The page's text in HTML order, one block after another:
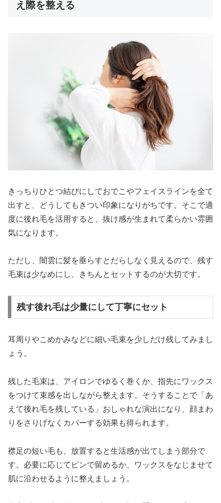
え際を整える
きっちりひとつ結びにしておでこやフェイスラインを全て
出すと、どうしてもきつい印象になりがちです。そこで適
度に後れ毛を活用すると、抜け感が生まれて柔らかい雰囲
気になります。
ただし、闇雲に髪を垂らすとだらしなく見えるので、残す
毛束は少なめにし、きちんとセットするのが大切です。
残す後れ毛は少量にして丁寧にセット
耳周りやこめかみなどに細い毛束を少しだけ残してみまし
ょう。
残した毛束は、アイロンでゆるく巻くか、指先にワックス
をつけて束感を出しながら整えます。そうすることで「あ
えて後れ毛を残している」おしゃれな演出になり、顔まわ
りをさりげなくカバーする効果も得られます。
襟足の短い毛も、放置すると生活感が出てしまう部分で
す。必要に応じてピンで留めるか、ワックスをなじませて
肌に沿わせるように整えましょう。